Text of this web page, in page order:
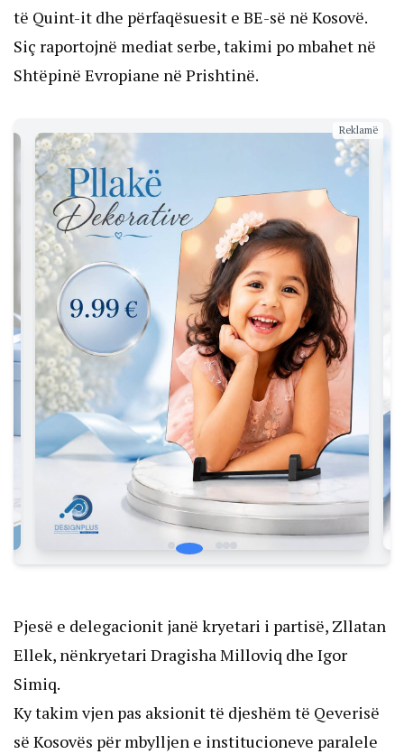
të Quint-it dhe përfaqësuesit e BE-së në Kosovë.
Siç raportojnë mediat serbe, takimi po mbahet në
Shtëpinë Evropiane në Prishtinë.
Reklamë
Pjesë e delegacionit janë kryetari i partisë, Zllatan
Ellek, nënkryetari Dragisha Milloviq dhe Igor
Simiq.
Ky takim vjen pas aksionit të djeshëm të Qeverisë
së Kosovës për mbylljen e institucioneve paralele